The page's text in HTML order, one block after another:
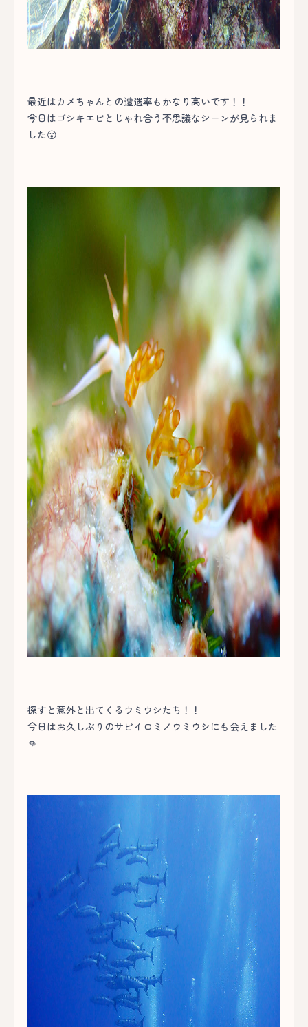
最近はカメちゃんとの遭遇率もかなり高いです！！
今日はゴシキエビとじゃれ合う不思議なシーンが見られま
した😮
探すと意外と出てくるウミウシたち！！
今日はお久しぶりのサビイロミノウミウシにも会えました
👊